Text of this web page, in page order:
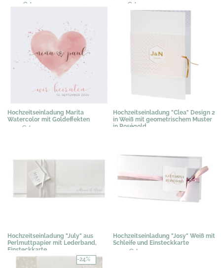
2,39 € * 2,19 € *
Hochzeitseinladung Marita
Watercolor mit Goldeffekten
2,19 € *
Hochzeitseinladung "Clea" Design 2
in Weiß mit geometrischem Muster
in Roségold
Hochzeitseinladung "July" aus
Perlmuttpapier mit Lederband,
Einsteckkarte
3,07 €*
Hochzeitseinladung "Josy" Weiß mit
Schleife und Einsteckkarte
2,04 € *
-24%